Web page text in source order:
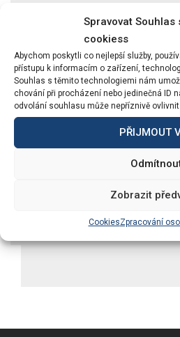
Spravovat Souhlas
cookiess
Abychom poskytli co nejlepší služby,
přístupu k informacím o zařízení,
Souhlas s těmito technologiemi nám
chování při procházení nebo jedinečná ID
odvolání souhlasu může nepříznivě
PŘIJMOUT
Zobrazit
CookiesZpracování
Návrh a
vestavných
na míru
Z Vámi zadaných požadavků
nabídku přímo na míru pro vaši